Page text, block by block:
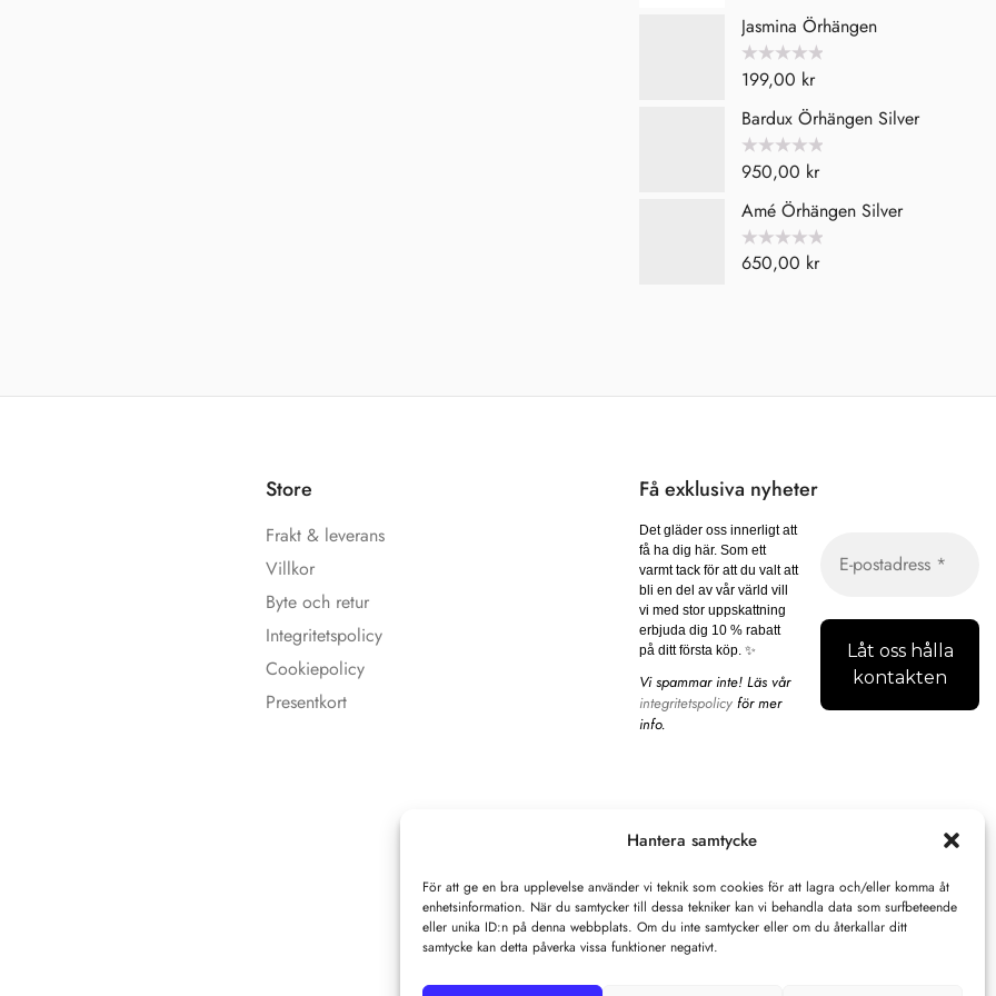
Hantera samtycke
För att ge en bra upplevelse använder vi teknik som cookies för att lagra och/eller komma åt
enhetsinformation. När du samtycker till dessa tekniker kan vi behandla data som surfbeteende
eller unika ID:n på denna webbplats. Om du inte samtycker eller om du återkallar ditt
samtycke kan detta påverka vissa funktioner negativt.
5
Jasmina Örhängen
Betygsatt
0
5
199,00 kr
Bardux Örhängen Silver
Betygsatt
0
5
950,00 kr
Amé Örhängen Silver
Betygsatt
0
650,00 kr
Store
Frakt & leverans
Villkor
Byte och retur
Integritetspolicy
Cookiepolicy
Presentkort
Få exklusiva nyheter
Det gläder oss innerligt att
få ha dig här. Som ett
varmt tack för att du valt att
bli en del av vår värld vill
vi med stor uppskattning
erbjuda dig 10 % rabatt
på ditt första köp. ✨
Vi spammar inte! Läs vår
integritetspolicy för mer
info.